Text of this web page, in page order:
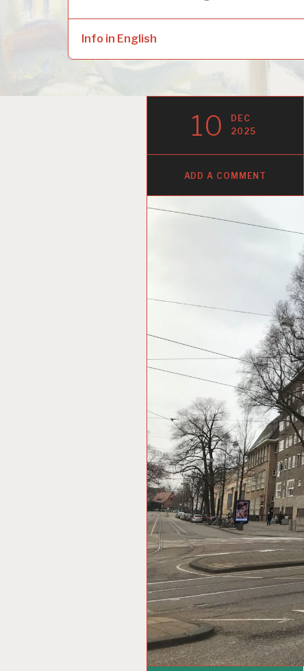
menu
Info in English
10
DEC
2025
ADD A COMMENT